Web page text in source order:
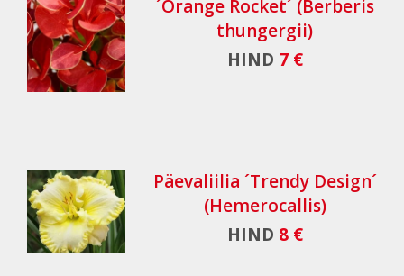
´Orange Rocket´ (Berberis
thungergii)
HIND 7 €
Päevaliilia ´Trendy Design´
(Hemerocallis)
HIND 8 €